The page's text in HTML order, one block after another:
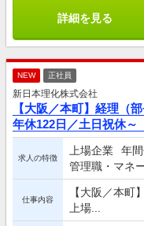
詳細を見る
NEW 正社員
新日本理化株式会社
【大阪／本町】経理（
年休122日／土日祝休～
求人の特徴
上場企業
年
管理職・マネ
仕事内容
【大阪／本町
上場...